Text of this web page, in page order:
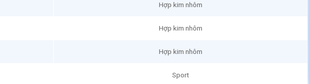
Hợp kim nhôm
Hợp kim nhôm
Hợp kim nhôm
Sport